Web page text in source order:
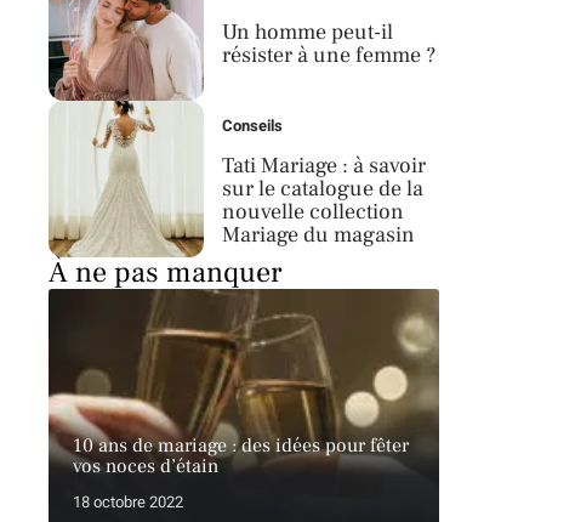
Un homme peut-il
résister à une femme ?
Conseils
Tati Mariage : à savoir
sur le catalogue de la
nouvelle collection
Mariage du magasin
À ne pas manquer
10 ans de mariage : des idées pour fêter
vos noces d’étain
18 octobre 2022